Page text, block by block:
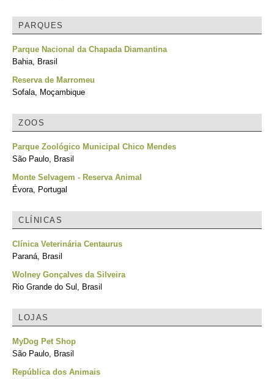
PARQUES
Parque Nacional da Chapada Diamantina
Bahia, Brasil
Reserva de Marromeu
Sofala, Moçambique
ZOOS
Parque Zoológico Municipal Chico Mendes
São Paulo, Brasil
Monte Selvagem - Reserva Animal
Évora, Portugal
CLÍNICAS
Clínica Veterinária Centaurus
Paraná, Brasil
Wolney Gonçalves da Silveira
Rio Grande do Sul, Brasil
LOJAS
MyDog Pet Shop
São Paulo, Brasil
República dos Animais